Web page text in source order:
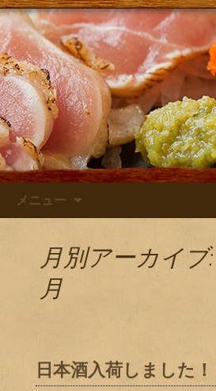
さけともまるひ
大阪・庄内にある居
るひげ」の店主が主
やお店のお知らせを
す！
メニュー
月別アーカイブ:
月
日本酒入荷しました！